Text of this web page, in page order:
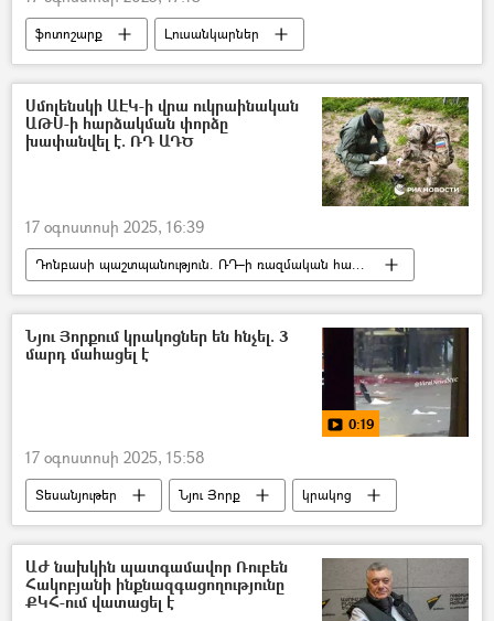
ֆոտոշարք
Լուսանկարներ
Լուսանկար
պատարագ
Եկեղեցի
Հայ Առաքելական Եկեղեցի
խաղողօրհնեք
Սմոլենսկի ԱԷԿ-ի վրա ուկրաինական
ԱԹՍ-ի հարձակման փորձը
խափանվել է. ՌԴ ԱԴԾ
17 օգոստոսի 2025, 16:39
Դոնբասի պաշտպանություն. ՌԴ–ի ռազմական հատուկ գործողությունը Ուկրաինայում
Ռուսաստան
Ուկրաինա
անօդաչու թռչող սարք (ԱԹՍ)
Հայկական ատոմային էլեկտրակայան (ՀԱԷԿ)
Նյու Յորքում կրակոցներ են հնչել. 3
մարդ մահացել է
0:19
17 օգոստոսի 2025, 15:58
Տեսանյութեր Նյու Յորք
կրակոց
Զոհ
Վիրավոր
ԱԺ նախկին պատգամավոր Ռուբեն
Հակոբյանի ինքնազգացողությունը
ՔԿՀ-ում վատացել է